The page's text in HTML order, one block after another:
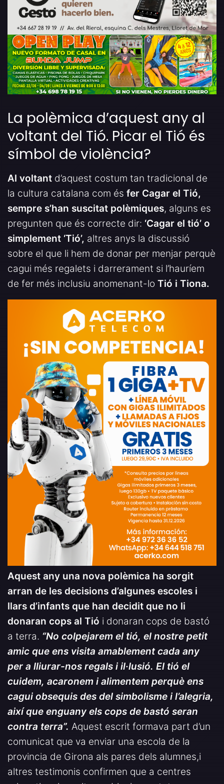
La polèmica d’aquest any al
voltant del Tió. Picar el Tió és
símbol de violència?
Al voltant d’aquest costum tan tradicional de
la cultura catalana com és fer Cagar el Tió,
sempre s’han suscitat polèmiques, alguns es
pregunten que és correcte dir: ‘Cagar el tió’ o
simplement ‘Tió’, altres anys la discussió
sobre el que li hem de donar per menjar perquè
cagui més regalets i darrerament si l’hauríem
de fer més inclusiu anomenant-lo Tió i Tiona.
Aquest any una nova polèmica ha sorgit
arran de les decisions d’algunes escoles i
llars d’infants que han decidit que no li
donaran cops al Tió i donaran cops de bastó
a terra. “No colpejarem el tió, el nostre petit
amic que ens visita amablement cada any
per a lliurar-nos regals i il·lusió. El tió el
cuidem, acaronem i alimentem perquè ens
cagui obsequis des del simbolisme i l’alegria,
així que enguany els cops de bastó seran
contra terra”. Aquest escrit formava part d’un
comunicat que va enviar una escola de la
provincia de Girona als pares dels alumnes,i
altres testimonis confirmen que a centres